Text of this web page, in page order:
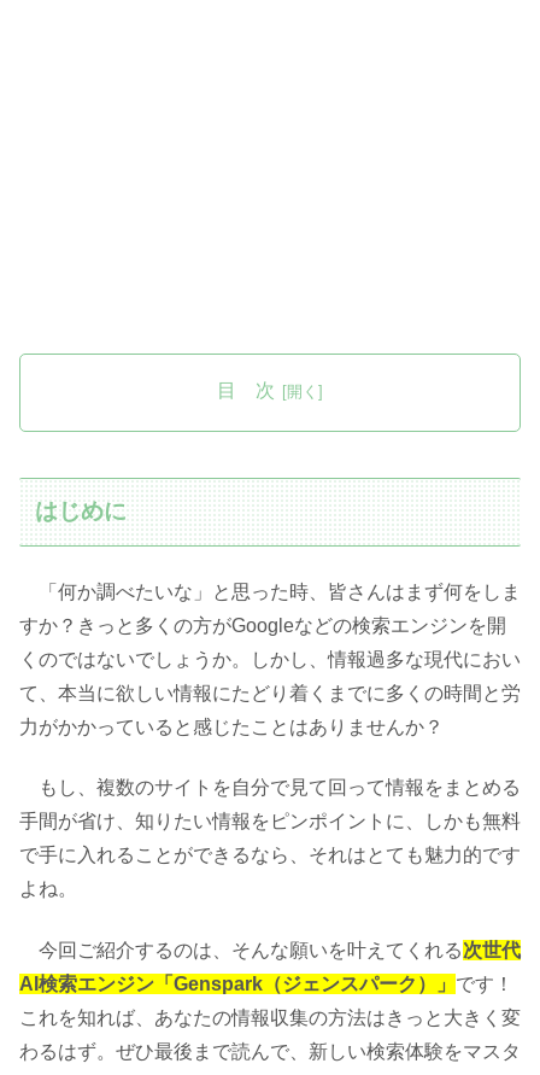
目 次
はじめに
「何か調べたいな」と思った時、皆さんはまず何をしま
すか？きっと多くの方がGoogleなどの検索エンジンを開
くのではないでしょうか。しかし、情報過多な現代におい
て、本当に欲しい情報にたどり着くまでに多くの時間と労
力がかかっていると感じたことはありませんか？
もし、複数のサイトを自分で見て回って情報をまとめる
手間が省け、知りたい情報をピンポイントに、しかも無料
で手に入れることができるなら、それはとても魅力的です
よね。
今回ご紹介するのは、そんな願いを叶えてくれる次世代
AI検索エンジン「Genspark（ジェンスパーク）」 です！
これを知れば、あなたの情報収集の方法はきっと大きく変
わるはず。ぜひ最後まで読んで、新しい検索体験をマスタ